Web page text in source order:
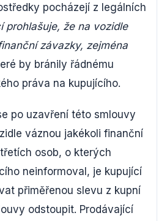
pocházejí z legálních
prohlašuje, že na vozidle
závazky, zejména
by bránily řádnému
práva na kupujícího.
po uzavření této smlouvy
váznou jakékoli finanční
osob, o kterých
neinformoval, je kupující
přiměřenou slevu z kupní
odstoupit. Prodávající